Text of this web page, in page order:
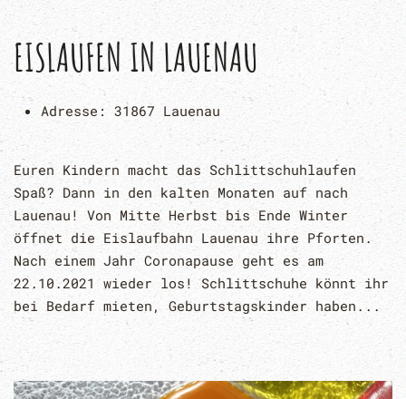
EISLAUFEN IN LAUENAU
Adresse: 31867 Lauenau
Euren Kindern macht das Schlittschuhlaufen
Spaß? Dann in den kalten Monaten auf nach
Lauenau! Von Mitte Herbst bis Ende Winter
öffnet die Eislaufbahn Lauenau ihre Pforten.
Nach einem Jahr Coronapause geht es am
22.10.2021 wieder los! Schlittschuhe könnt ihr
bei Bedarf mieten, Geburtstagskinder haben...